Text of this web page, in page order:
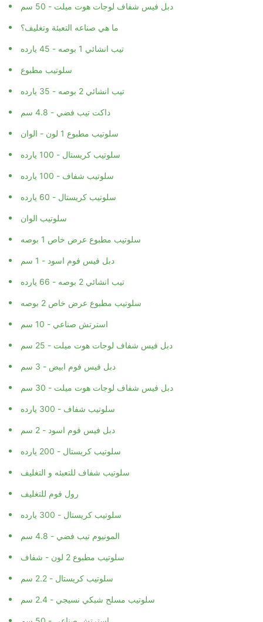
دبل فيس شفاف لوجات هوت ميلت - 50 سم
ما هي صناعه التعبئة وتغليف؟
تيب انشائي 1 بوصه - 45 يارده
سلوتيب مطبوع
تيب انشائي 2 بوصه - 35 يارده
داكت تيب فضي - 4.8 سم
سلوتيب مطبوع 1 لون - الوان
سلوتيب كريستال - 100 يارده
سلوتيب شفاف - 100 يارده
سلوتيب كريستال - 60 يارده
سلوتيب الوان
سلوتيب مطبوع عرض خاص 1 بوصه
دبل فيس فوم اسود - 1 سم
تيب انشائي 2 بوصه - 66 يارده
سلوتيب مطبوع عرض خاص 2 بوصه
استرتش صناعي - 10 سم
دبل فيس شفاف لوجات هوت ميلت - 25 سم
دبل فيس فوم ابيض - 3 سم
دبل فيس شفاف لوجات هوت ميلت - 30 سم
سلوتيب شفاف - 300 يارده
دبل فيس فوم اسود - 2 سم
سلوتيب كريستال - 200 يارده
سلوتيب شفاف للتعبئه و التغليف
رول فوم للتغليف
سلوتيب كريستال - 300 يارده
المونيوم تيب فضي - 4.8 سم
سلوتيب مطبوع 2 لون - شفاف
سلوتيب كريستال - 2.2 سم
سلوتيب مسلح شبكي نسيجي - 2.4 سم